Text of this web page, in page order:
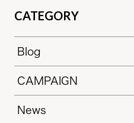
CATEGORY
Blog
CAMPAIGN
News